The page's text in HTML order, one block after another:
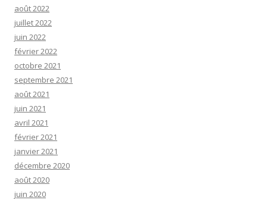
août 2022
juillet 2022
juin 2022
février 2022
octobre 2021
septembre 2021
août 2021
juin 2021
avril 2021
février 2021
janvier 2021
décembre 2020
août 2020
juin 2020